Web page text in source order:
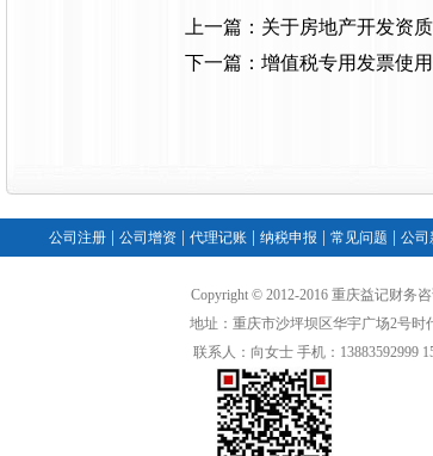
上一篇：关于房地产开发资
下一篇：增值税专用发票使
公司注册 公司增资 代理记账 纳税申报 常见问题 公司
Copyright © 2012-2016 重庆益记财务
地址：重庆市沙坪坝区华宇广场2号时
联系人：向女士 手机：13883592999